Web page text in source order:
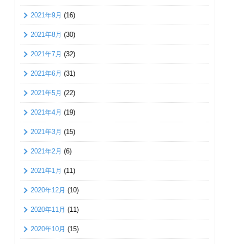
2021年9月 (16)
2021年8月 (30)
2021年7月 (32)
2021年6月 (31)
2021年5月 (22)
2021年4月 (19)
2021年3月 (15)
2021年2月 (6)
2021年1月 (11)
2020年12月 (10)
2020年11月 (11)
2020年10月 (15)